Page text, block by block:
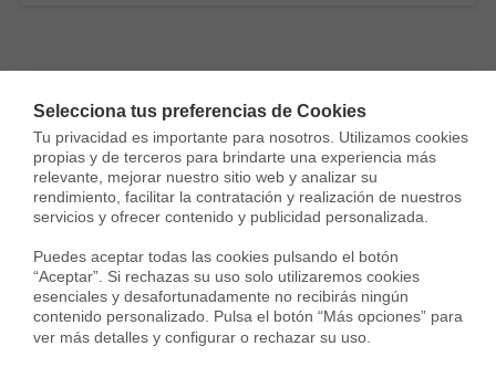
Selecciona tus preferencias de Cookies
Tu privacidad es importante para nosotros. Utilizamos cookies
propias y de terceros para brindarte una experiencia más
relevante, mejorar nuestro sitio web y analizar su
rendimiento, facilitar la contratación y realización de nuestros
servicios y ofrecer contenido y publicidad personalizada.
Puedes aceptar todas las cookies pulsando el botón
“Aceptar”. Si rechazas su uso solo utilizaremos cookies
esenciales y desafortunadamente no recibirás ningún
contenido personalizado. Pulsa el botón “Más opciones” para
ver más detalles y configurar o rechazar su uso.
Housfy Inmobiliarias Venta pisos Málaga
Estepona
Pisos en venta cerca de Estepona